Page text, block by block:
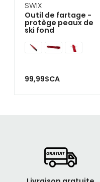
SWIX
Outil de fartage -
protège peaux de
ski fond
99,99$CA